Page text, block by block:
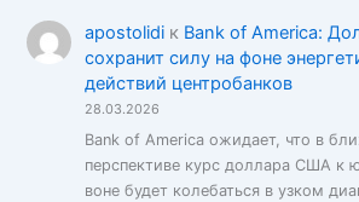
apostolidiк Bank of America:
сохранит силу на фоне
действий центробанков
28.03.2026
Bank of America ожидает, что в
перспективе курс доллара США к
воне будет колебаться в узком